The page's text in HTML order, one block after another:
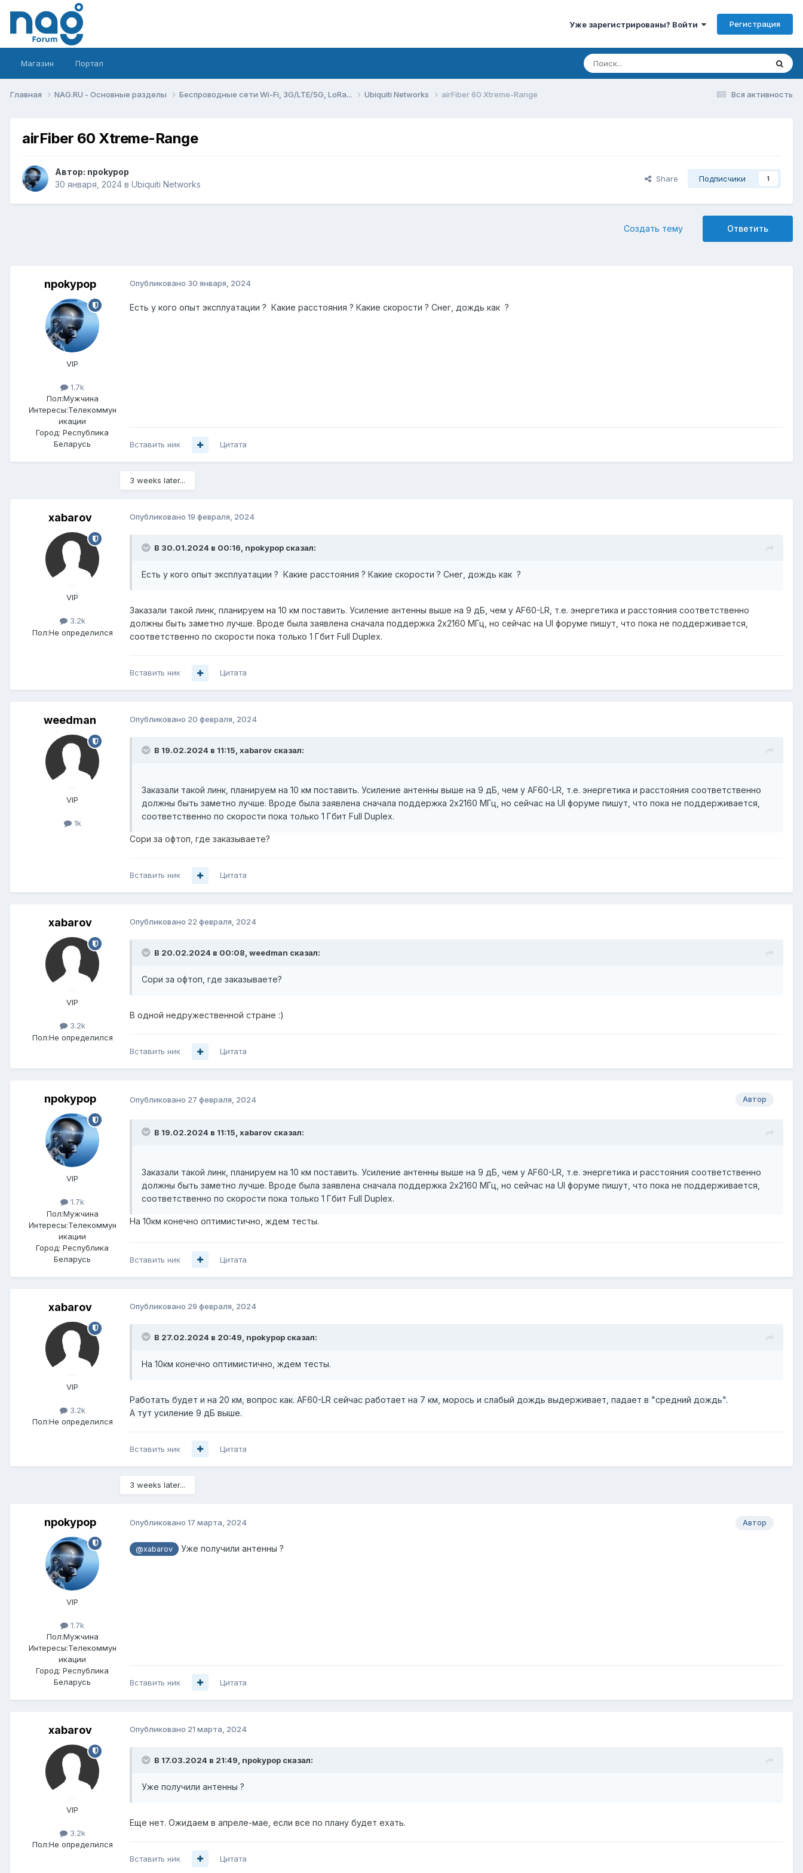
Уже зарегистрированы? Войти Регистрация
Магазин Портал
Вся активность
Главная NAG.RU - Основные разделы Беспроводные сети Wi-Fi, 3G/LTE/5G, LoRa... Ubiquiti Networks airFiber 60 Xtreme-Range
airFiber 60 Xtreme-Range
Автор: npokypop
30 января, 2024 в Ubiquiti Networks
Share Подписчики 1
Ответить
Создать тему
npokypop
VIP
1.7k
Пол:Мужчина
Интересы:Телекоммун
икации
Город: Республика
Беларусь
Опубликовано 30 января, 2024
Есть у кого опыт эксплуатации ? Какие расстояния ? Какие скорости ? Снег, дождь как ?
Вставить ник Цитата
3 weeks later...
xabarov
VIP
3.2k
Пол:Не определился
Опубликовано 19 февраля, 2024
В 30.01.2024 в 00:16, npokypop сказал:
Есть у кого опыт эксплуатации ? Какие расстояния ? Какие скорости ? Снег, дождь как ?
Заказали такой линк, планируем на 10 км поставить. Усиление антенны выше на 9 дБ, чем у AF60-LR, т.е. энергетика и расстояния соответственно
должны быть заметно лучше. Вроде была заявлена сначала поддержка 2х2160 МГц, но сейчас на UI форуме пишут, что пока не поддерживается,
соответственно по скорости пока только 1 Гбит Full Duplex.
Вставить ник Цитата
weedman
VIP
1k
Опубликовано 20 февраля, 2024
В 19.02.2024 в 11:15, xabarov сказал:
Заказали такой линк, планируем на 10 км поставить. Усиление антенны выше на 9 дБ, чем у AF60-LR, т.е. энергетика и расстояния соответственно
должны быть заметно лучше. Вроде была заявлена сначала поддержка 2х2160 МГц, но сейчас на UI форуме пишут, что пока не поддерживается,
соответственно по скорости пока только 1 Гбит Full Duplex.
Сори за офтоп, где заказываете?
Вставить ник Цитата
xabarov
VIP
3.2k
Пол:Не определился
Опубликовано 22 февраля, 2024
В 20.02.2024 в 00:08, weedman сказал:
Сори за офтоп, где заказываете?
В одной недружественной стране :)
Вставить ник Цитата
npokypop
VIP
1.7k
Пол:Мужчина
Интересы:Телекоммун
икации
Город: Республика
Беларусь
Автор
Опубликовано 27 февраля, 2024
В 19.02.2024 в 11:15, xabarov сказал:
Заказали такой линк, планируем на 10 км поставить. Усиление антенны выше на 9 дБ, чем у AF60-LR, т.е. энергетика и расстояния соответственно
должны быть заметно лучше. Вроде была заявлена сначала поддержка 2х2160 МГц, но сейчас на UI форуме пишут, что пока не поддерживается,
соответственно по скорости пока только 1 Гбит Full Duplex.
На 10км конечно оптимистично, ждем тесты.
Вставить ник Цитата
xabarov
VIP
3.2k
Пол:Не определился
Опубликовано 29 февраля, 2024
В 27.02.2024 в 20:49, npokypop сказал:
На 10км конечно оптимистично, ждем тесты.
Работать будет и на 20 км, вопрос как. AF60-LR сейчас работает на 7 км, морось и слабый дождь выдерживает, падает в "средний дождь".
А тут усиление 9 дБ выше.
Вставить ник Цитата
3 weeks later...
npokypop
VIP
1.7k
Пол:Мужчина
Интересы:Телекоммун
икации
Город: Республика
Беларусь
Автор
Опубликовано 17 марта, 2024
@xabarov Уже получили антенны ?
Вставить ник Цитата
xabarov
VIP
3.2k
Пол:Не определился
Опубликовано 21 марта, 2024
В 17.03.2024 в 21:49, npokypop сказал:
Уже получили антенны ?
Еще нет. Ожидаем в апреле-мае, если все по плану будет ехать.
Вставить ник Цитата